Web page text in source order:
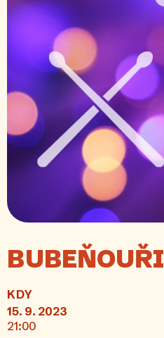
BUBEŇOUŘI
KDY
15. 9. 2023
21:00